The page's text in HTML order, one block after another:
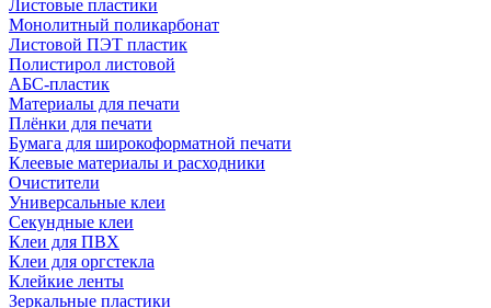
Листовые пластики
Монолитный поликарбонат
Листовой ПЭТ пластик
Полистирол листовой
АБС-пластик
Материалы для печати
Плёнки для печати
Бумага для широкоформатной печати
Клеевые материалы и расходники
Очистители
Универсальные клеи
Секундные клеи
Клеи для ПВХ
Клеи для оргстекла
Клейкие ленты
Зеркальные пластики